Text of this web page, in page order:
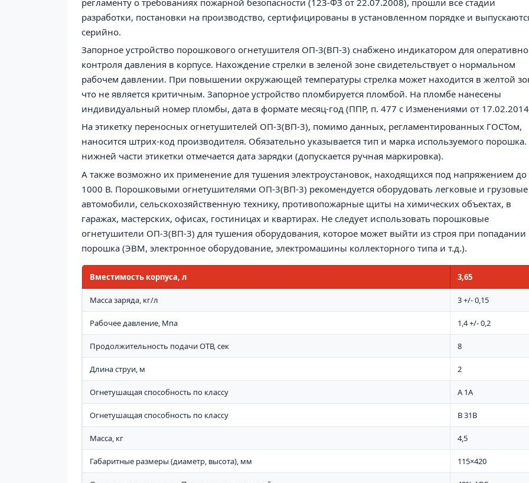
разработки, постановки на производство, сертифицированы в установленном порядке и
серийно.
Запорное устройство порошкового огнетушителя ОП-3(ВП-3) снабжено индикатором для
контроля давления в корпусе. Нахождение стрелки в зеленой зоне свидетельствует о нормальном
рабочем давлении. При повышении окружающей температуры стрелка может находится в желтой
что не является критичным. Запорное устройство пломбируется пломбой. На пломбе нанесены
индивидуальный номер пломбы, дата в формате месяц-год (ППР, п. 477 с Изменениями от
На этикетку переносных огнетушителей ОП-3(ВП-3), помимо данных, регламентированных ГОСТом,
наносится штрих-код производителя. Обязательно указывается тип и марка используемого порошка.
нижней части этикетки отмечается дата зарядки (допускается ручная маркировка).
А также возможно их применение для тушения электроустановок, находящихся под напряжением до
1000 В. Порошковыми огнетушителями ОП-3(ВП-3) рекомендуется оборудовать легковые и грузовые
автомобили, сельскохозяйственную технику, противопожарные щиты на химических объектах, в
гаражах, мастерских, офисах, гостиницах и квартирах. Не следует использовать порошковые
огнетушители ОП-3(ВП-3) для тушения оборудования, которое может выйти из строя при попадании
порошка (ЭВМ, электронное оборудование, электромашины коллекторного типа и т.д.).
Вместимость корпуса, л 3,65
Масса заряда, кг/л 3 +/- 0,15
Рабочее давление, Мпа 1,4 +/- 0,2
Продолжительность подачи ОТВ, сек 8
Длина струи, м 2
Огнетушащая способность по классу А 1А
Огнетушащая способность по классу В 31B
Масса, кг 4,5
Габаритные размеры (диаметр, высота), мм 115×420